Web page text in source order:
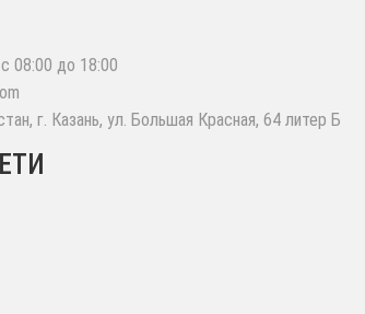
08:00 до 18:00
г. Казань, ул. Большая Красная, 64 литер Б